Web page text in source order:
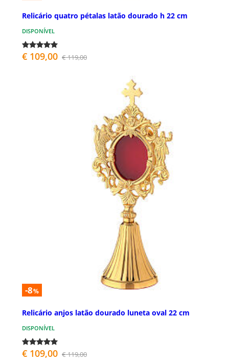
Relicário quatro pétalas latão dourado h 22 cm
DISPONÍVEL
€ 109,00 € 119,00
-8%
Relicário anjos latão dourado luneta oval 22 cm
DISPONÍVEL
€ 109,00 € 119,00